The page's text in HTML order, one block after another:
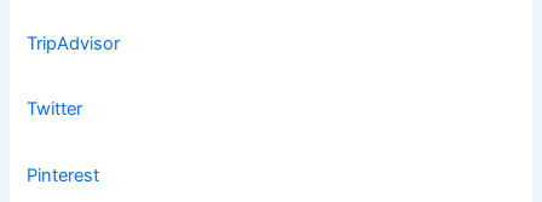
TripAdvisor
Twitter
Pinterest